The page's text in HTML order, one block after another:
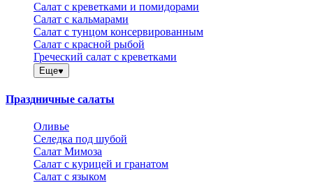
Салат с креветками и помидорами
Салат с кальмарами
Салат с тунцом консервированным
Салат с красной рыбой
Греческий салат с креветками
Еще
Праздничные салаты
Оливье
Селедка под шубой
Салат Мимоза
Салат с курицей и гранатом
Салат с языком